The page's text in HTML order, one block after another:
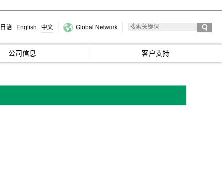
日语 English 中文 Global Network
公司信息 客户支持